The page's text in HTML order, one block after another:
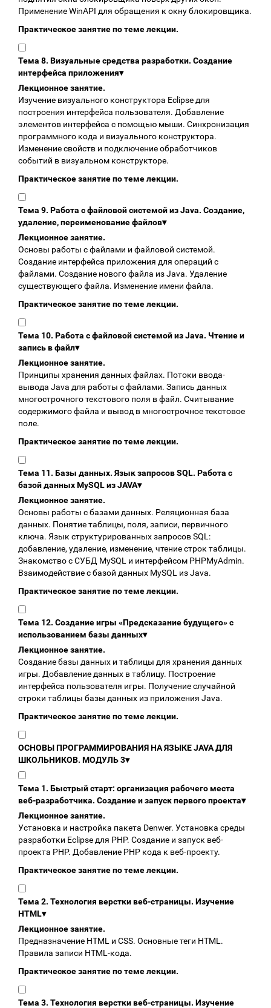
Применение WinAPI для обращения к окну блокировщика.
Практическое занятие по теме лекции.
Тема 8. Визуальные средства разработки. Создание
интерфейса приложения▾
Лекционное занятие.
Изучение визуального конструктора Eclipse для
построения интерфейса пользователя. Добавление
элементов интерфейса с помощью мыши. Синхронизация
программного кода и визуального конструктора.
Изменение свойств и подключение обработчиков
событий в визуальном конструкторе.
Практическое занятие по теме лекции.
Тема 9. Работа с файловой системой из Java. Создание,
удаление, переименование файлов▾
Лекционное занятие.
Основы работы с файлами и файловой системой.
Создание интерфейса приложения для операций с
файлами. Создание нового файла из Java. Удаление
существующего файла. Изменение имени файла.
Практическое занятие по теме лекции.
Тема 10. Работа с файловой системой из Java. Чтение и
запись в файл▾
Лекционное занятие.
Принципы хранения данных файлах. Потоки ввода-
вывода Java для работы с файлами. Запись данных
многострочного текстового поля в файл. Считывание
содержимого файла и вывод в многострочное текстовое
поле.
Практическое занятие по теме лекции.
Тема 11. Базы данных. Язык запросов SQL. Работа с
базой данных MySQL из JAVA▾
Лекционное занятие.
Основы работы с базами данных. Реляционная база
данных. Понятие таблицы, поля, записи, первичного
ключа. Язык структурированных запросов SQL:
добавление, удаление, изменение, чтение строк таблицы.
Знакомство с СУБД MySQL и интерфейсом PHPMyAdmin.
Взаимодействие с базой данных MySQL из Java.
Практическое занятие по теме лекции.
Тема 12. Создание игры «Предсказание будущего» с
использованием базы данных▾
Лекционное занятие.
Создание базы данных и таблицы для хранения данных
игры. Добавление данных в таблицу. Построение
интерфейса пользователя игры. Получение случайной
строки таблицы базы данных из приложения Java.
Практическое занятие по теме лекции.
ОСНОВЫ ПРОГРАММИРОВАНИЯ НА ЯЗЫКЕ JAVA ДЛЯ
ШКОЛЬНИКОВ. МОДУЛЬ 3▾
Тема 1. Быстрый старт: организация рабочего места
веб-разработчика. Создание и запуск первого проекта▾
Лекционное занятие.
Установка и настройка пакета Denwer. Установка среды
разработки Eclipse для PHP. Создание и запуск веб-
проекта PHP. Добавление PHP кода к веб-проекту.
Практическое занятие по теме лекции.
Тема 2. Технология верстки веб-страницы. Изучение
HTML▾
Лекционное занятие.
Предназначение HTML и CSS. Основные теги HTML.
Правила записи HTML-кода.
Практическое занятие по теме лекции.
Тема 3. Технология верстки веб-страницы. Изучение